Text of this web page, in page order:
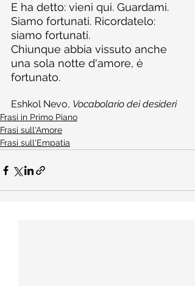
E ha detto: vieni qui. Guardami.
Siamo fortunati. Ricordatelo:
siamo fortunati.
Chiunque abbia vissuto anche
una sola notte d'amore, è
fortunato.
Eshkol Nevo, Vocabolario dei desideri
Frasi in Primo Piano
Frasi sull'Amore
Frasi sull'Empatia